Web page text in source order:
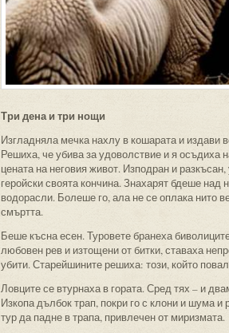
Три дена и три нощи
Изгладняла мечка нахлу в кошарата и издави
Решиха, че убива за удоволствие и я осъдиха
цената на неговия живот. Изподран и
геройски своята кончина. Знахарят бдеше
водорасли. Болеше го, ала не се оплака нито
смъртта.
Беше късна есен. Туровете бранеха
любовен рев и изтощени от битки, ставаха
убити. Старейшините решиха: този, който
Ловците се втурнаха в гората. Сред тях – и
Изкопа дълбок трап, покри го с клони и шума
тур да падне в трапа, привлечен от миризмата.